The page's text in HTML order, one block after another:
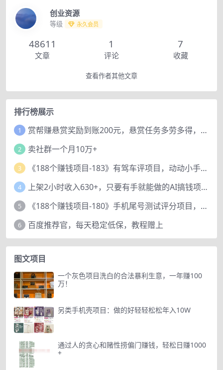
创业资源
等级 永久会员
48611
文章
1
评论
7
收藏
查看作者其他文章
排行榜展示
1 赏帮赚悬赏奖励到账200元，悬赏任务多劳多得，人人可做。
2 卖社群一个月10万+
3 《188个赚钱项目-183》有驾车评项目，动动小手，复制粘贴赚44元！
4 上架2小时收入630+，只要有手就能做的AI搞钱项目，奶奶看完都能学会!
5 《188个赚钱项目-180》手机尾号测试评分项目，短视频直播日赚200+
6 百度推荐官，每天稳定低保，教程赠上
图文项目
一个灰色项目洗白的合法暴利生意，一年赚100
万！
另类手机壳项目：做的好轻轻松松年入10W
通过人的贪心和赌性捞偏门赚钱，轻松日赚1000
+